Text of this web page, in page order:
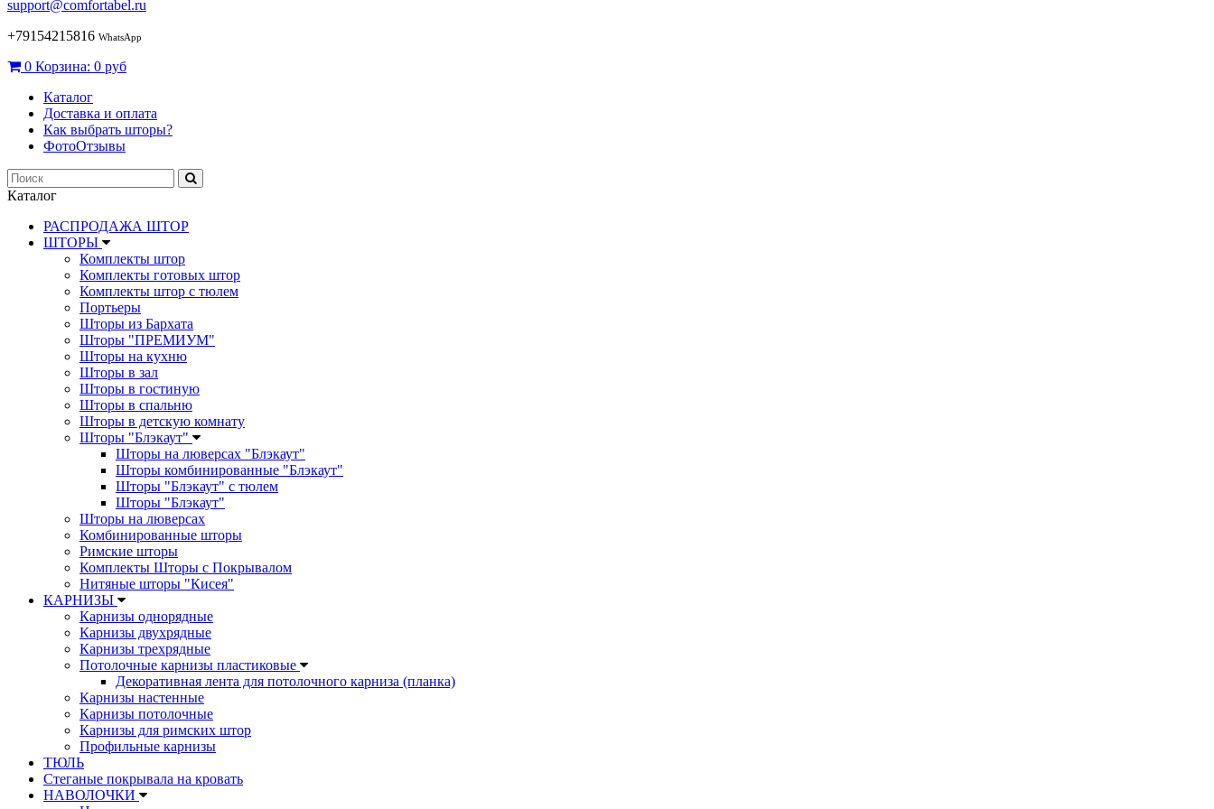
support@comfortabel.ru
+79154215816 WhatsApp
0 Корзина: 0 руб
Каталог
Доставка и оплата
Как выбрать шторы?
ФотоОтзывы
Каталог
РАСПРОДАЖА ШТОР
ШТОРЫ
Комплекты штор
Комплекты готовых штор
Комплекты штор с тюлем
Портьеры
Шторы из Бархата
Шторы "ПРЕМИУМ"
Шторы на кухню
Шторы в зал
Шторы в гостиную
Шторы в спальню
Шторы в детскую комнату
Шторы "Блэкаут"
Шторы на люверсах "Блэкаут"
Шторы комбинированные "Блэкаут"
Шторы "Блэкаут" с тюлем
Шторы "Блэкаут"
Шторы на люверсах
Комбинированные шторы
Римские шторы
Комплекты Шторы c Покрывалом
Нитяные шторы "Кисея"
КАРНИЗЫ
Карнизы однорядные
Карнизы двухрядные
Карнизы трехрядные
Потолочные карнизы пластиковые
Декоративная лента для потолочного карниза (планка)
Карнизы настенные
Карнизы потолочные
Карнизы для римских штор
Профильные карнизы
ТЮЛЬ
Стеганые покрывала на кровать
НАВОЛОЧКИ